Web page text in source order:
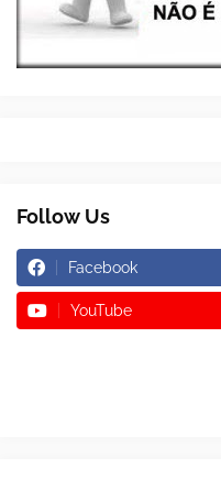
Follow Us
Facebook
YouTube